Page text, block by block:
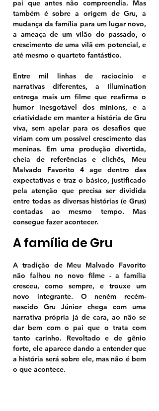
pai que antes não compreendia. Mas
também é sobre a origem de Gru, a
mudança da família para um lugar novo,
a ameaça de um vilão do passado, o
crescimento de uma vilã em potencial, e
até mesmo o quarteto fantástico.
Entre mil linhas de raciocínio e
narrativas diferentes, a Illumination
entrega mais um filme que reafirma o
humor inesgotável dos minions, e a
criatividade em manter a história de Gru
viva, sem apelar para os desafios que
viriam com um possível crescimento das
meninas. Em uma produção divertida,
cheia de referências e clichês, Meu
Malvado Favorito 4 age dentro das
expectativas e traz o básico, justificado
pela atenção que precisa ser dividida
entre todas as diversas histórias (e Grus)
contadas ao mesmo tempo. Mas
consegue fazer acontecer.
A família de Gru
A tradição de Meu Malvado Favorito
não falhou no novo filme - a família
cresceu, como sempre, e trouxe um
novo integrante. O neném recém-
nascido Gru Júnior chega com uma
narrativa própria já de cara, ao não se
dar bem com o pai que o trata com
tanto carinho. Revoltado e de gênio
forte, ele aparece dando a entender que
a história será sobre ele, mas não é bem
o que acontece.